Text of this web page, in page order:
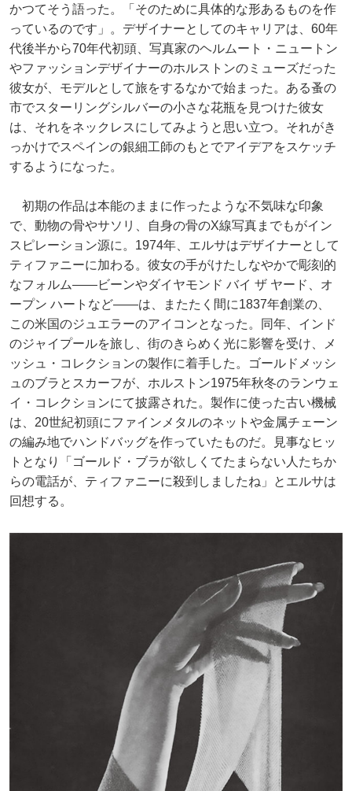
かつてそう語った。「そのために具体的な形あるものを作
っているのです」。デザイナーとしてのキャリアは、60年
代後半から70年代初頭、写真家のヘルムート・ニュートン
やファッションデザイナーのホルストンのミューズだった
彼女が、モデルとして旅をするなかで始まった。ある蚤の
市でスターリングシルバーの小さな花瓶を見つけた彼女
は、それをネックレスにしてみようと思い立つ。それがき
っかけでスペインの銀細工師のもとでアイデアをスケッチ
するようになった。
初期の作品は本能のままに作ったような不気味な印象
で、動物の骨やサソリ、自身の骨のX線写真までもがイン
スピレーション源に。1974年、エルサはデザイナーとして
ティファニーに加わる。彼女の手がけたしなやかで彫刻的
なフォルム――ビーンやダイヤモンド バイ ザ ヤード、オ
ープン ハートなど――は、またたく間に1837年創業の、
この米国のジュエラーのアイコンとなった。同年、インド
のジャイプールを旅し、街のきらめく光に影響を受け、メ
ッシュ・コレクションの製作に着手した。ゴールドメッシ
ュのブラとスカーフが、ホルストン1975年秋冬のランウェ
イ・コレクションにて披露された。製作に使った古い機械
は、20世紀初頭にファインメタルのネットや金属チェーン
の編み地でハンドバッグを作っていたものだ。見事なヒッ
トとなり「ゴールド・ブラが欲しくてたまらない人たちか
らの電話が、ティファニーに殺到しましたね」とエルサは
回想する。